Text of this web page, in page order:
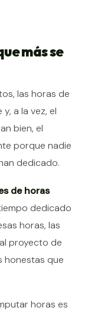
más se
las horas de
a la vez, el
bien, el
porque nadie
dedicado.
de horas
dedicado
horas, las
proyecto de
honestas que
horas es